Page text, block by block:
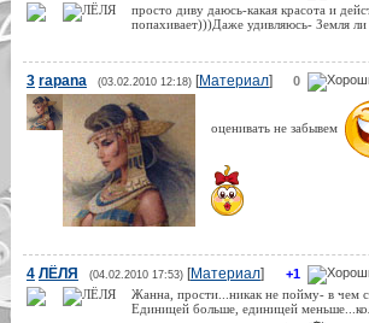
просто диву даюсь-какая красота и
попахивает)))Даже удивляюсь- Земля
0
3 rapana (03.02.2010 12:18)[Материал]
оценивать не забывем
+1
4 ЛЁЛЯ (04.02.2010 17:53)[Материал]
Жанна, прости...никак не пойму- в чем
Единицей больше, единицей